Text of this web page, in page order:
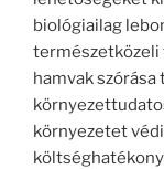
biológiailag
természetközeli
hamvak
környezetet